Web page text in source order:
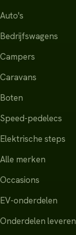
Auto's
Bedrijfswagens
Campers
Caravans
Boten
Speed-pedelecs
Elektrische steps
Alle merken
Occasions
EV-onderdelen
Onderdelen leveren